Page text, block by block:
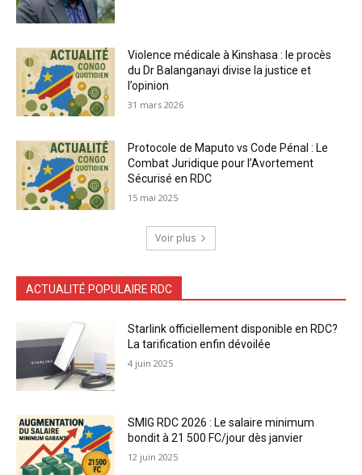
Violence médicale à Kinshasa : le procès
du Dr Balanganayi divise la justice et
l’opinion
31 mars 2026
Protocole de Maputo vs Code Pénal : Le
Combat Juridique pour l’Avortement
Sécurisé en RDC
15 mai 2025
Voir plus
ACTUALITÉ POPULAIRE RDC
Starlink officiellement disponible en RDC?
La tarification enfin dévoilée
4 juin 2025
SMIG RDC 2026 : Le salaire minimum
bondit à 21 500 FC/jour dès janvier
12 juin 2025